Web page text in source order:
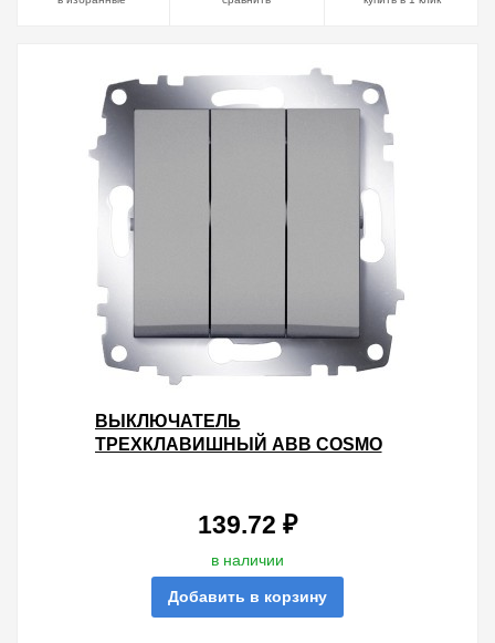
ВЫКЛЮЧАТЕЛЬ
ТРЕХКЛАВИШНЫЙ ABB COSMO
139.72 ₽
в наличии
Добавить в корзину